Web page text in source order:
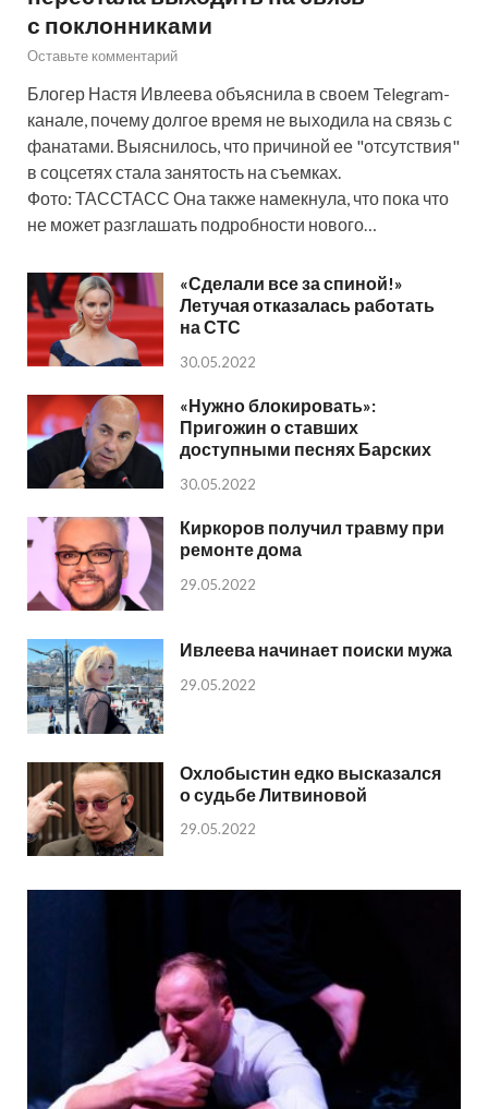
с поклонниками
Оставьте комментарий
Блогер Настя Ивлеева объяснила в своем Telegram-
канале, почему долгое время не выходила на связь с
фанатами. Выяснилось, что причиной ее "отсутствия"
в соцсетях стала занятость на съемках.
Фото: ТАССТАСС Она также намекнула, что пока что
не может разглашать подробности нового…
«Сделали все за спиной!»
Летучая отказалась работать
на СТС
30.05.2022
«Нужно блокировать»:
Пригожин о ставших
доступными песнях Барских
30.05.2022
Киркоров получил травму при
ремонте дома
29.05.2022
Ивлеева начинает поиски мужа
29.05.2022
Охлобыстин едко высказался
о судьбе Литвиновой
29.05.2022